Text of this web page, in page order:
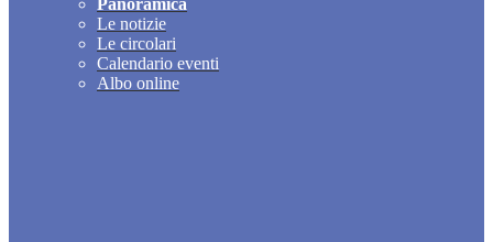
Panoramica
Le notizie
Le circolari
Calendario eventi
Albo online